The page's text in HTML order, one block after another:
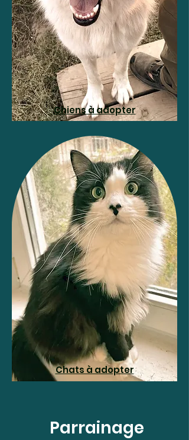
Chiens à adopter
Chats à adopter
Parrainage